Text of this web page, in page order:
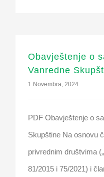
Obavještenje o
Vanredne
1 Novembra, 2024
PDF Obavještenje o
Skupštine Na osnovu
privrednim društvima
81/2015 i 75/2021) i